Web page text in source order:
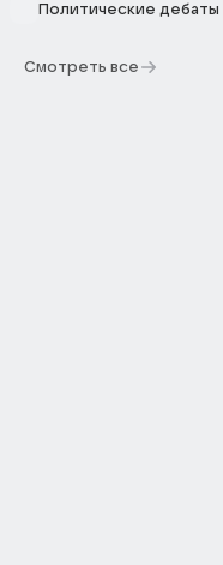
Политические дебаты
Смотреть все